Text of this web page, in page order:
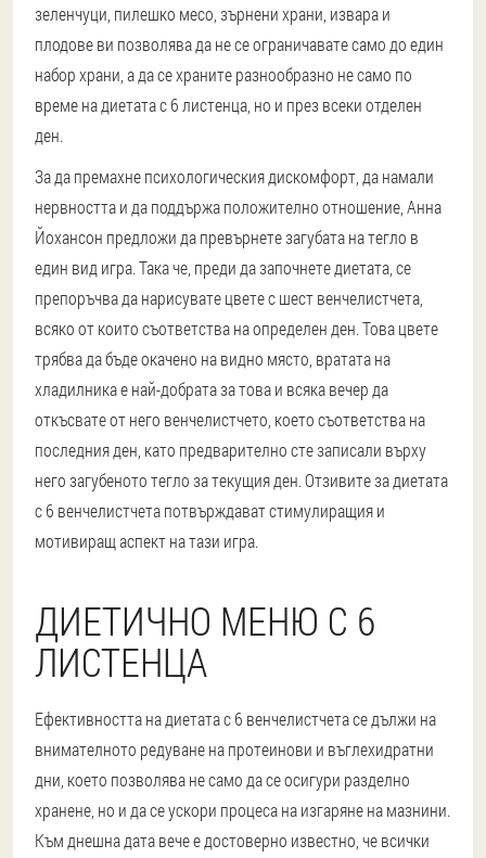
зеленчуци, пилешко месо, зърнени храни, извара и
плодове ви позволява да не се ограничавате само до един
набор храни, а да се храните разнообразно не само по
време на диетата с 6 листенца, но и през всеки отделен
ден.
За да премахне психологическия дискомфорт, да намали
нервността и да поддържа положително отношение, Анна
Йохансон предложи да превърнете загубата на тегло в
един вид игра. Така че, преди да започнете диетата, се
препоръчва да нарисувате цвете с шест венчелистчета,
всяко от които съответства на определен ден. Това цвете
трябва да бъде окачено на видно място, вратата на
хладилника е най-добрата за това и всяка вечер да
откъсвате от него венчелистчето, което съответства на
последния ден, като предварително сте записали върху
него загубеното тегло за текущия ден. Отзивите за диетата
с 6 венчелистчета потвърждават стимулиращия и
мотивиращ аспект на тази игра.
ДИЕТИЧНО МЕНЮ С 6
ЛИСТЕНЦА
Ефективността на диетата с 6 венчелистчета се дължи на
внимателното редуване на протеинови и въглехидратни
дни, което позволява не само да се осигури разделно
хранене, но и да се ускори процеса на изгаряне на мазнини.
Към днешна дата вече е достоверно известно, че всички